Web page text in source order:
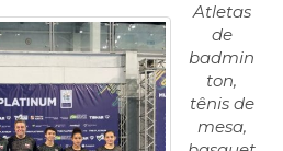
Atletas
de
badmin
ton,
tênis de
mesa,